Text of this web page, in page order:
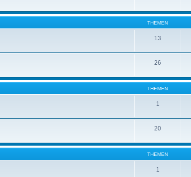
THEMEN
13
26
THEMEN
1
20
THEMEN
1